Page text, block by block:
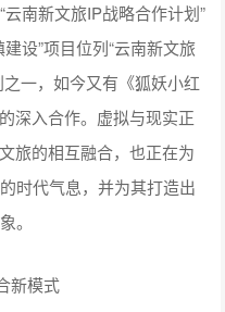
一，如今又有《狐妖小红
深入合作。虚拟与现实正
旅的相互融合，也正在为
时代气息，并为其打造出
。
模式
丽江市智慧文旅动漫大使”